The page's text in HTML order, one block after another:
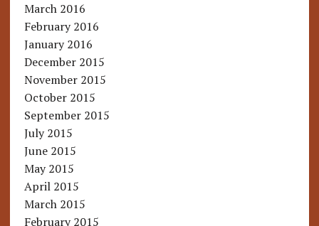
March 2016
February 2016
January 2016
December 2015
November 2015
October 2015
September 2015
July 2015
June 2015
May 2015
April 2015
March 2015
February 2015